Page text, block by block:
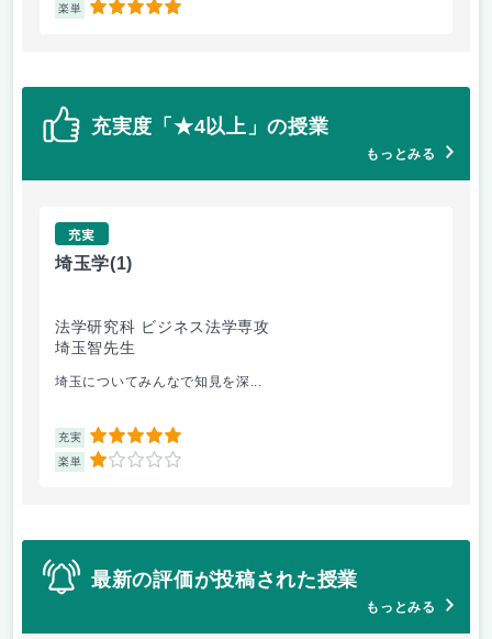
楽単 5
充実度「★4以上」の授業
もっとみる
充実
埼玉学(1)
法学研究科 ビジネス法学専攻
埼玉智先生
埼玉についてみんなで知見を深...
充実 5
楽単 1
最新の評価が投稿された授業
もっとみる